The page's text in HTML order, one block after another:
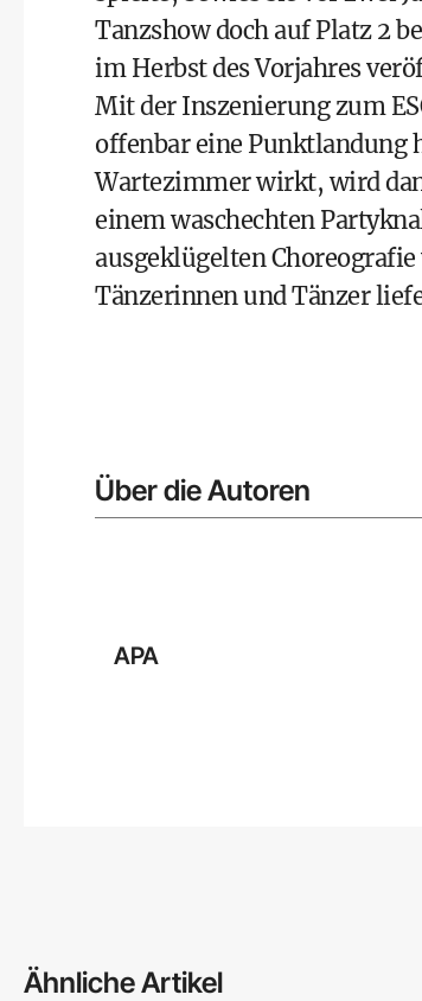
Tanzshow doch auf Platz 2
im Herbst des Vorjahres
Mit der Inszenierung zum
offenbar eine Punktlandung
Wartezimmer wirkt, wird
einem waschechten
ausgeklügelten
Tänzerinnen und Tänzer
Über die Autoren
APA
Ähnliche Artikel